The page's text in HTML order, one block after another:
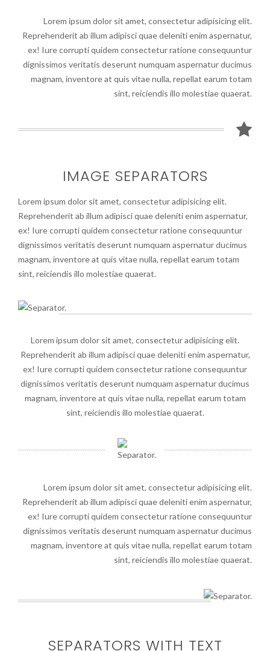
Lorem ipsum dolor sit amet, consectetur adipisicing elit.
Reprehenderit ab illum adipisci quae deleniti enim aspernatur,
ex! Iure corrupti quidem consectetur ratione consequuntur
dignissimos veritatis deserunt numquam aspernatur ducimus
magnam, inventore at quis vitae nulla, repellat earum totam
sint, reiciendis illo molestiae quaerat.
IMAGE SEPARATORS
Lorem ipsum dolor sit amet, consectetur adipisicing elit.
Reprehenderit ab illum adipisci quae deleniti enim aspernatur,
ex! Iure corrupti quidem consectetur ratione consequuntur
dignissimos veritatis deserunt numquam aspernatur ducimus
magnam, inventore at quis vitae nulla, repellat earum totam
sint, reiciendis illo molestiae quaerat.
Lorem ipsum dolor sit amet, consectetur adipisicing elit.
Reprehenderit ab illum adipisci quae deleniti enim aspernatur,
ex! Iure corrupti quidem consectetur ratione consequuntur
dignissimos veritatis deserunt numquam aspernatur ducimus
magnam, inventore at quis vitae nulla, repellat earum totam
sint, reiciendis illo molestiae quaerat.
Lorem ipsum dolor sit amet, consectetur adipisicing elit.
Reprehenderit ab illum adipisci quae deleniti enim aspernatur,
ex! Iure corrupti quidem consectetur ratione consequuntur
dignissimos veritatis deserunt numquam aspernatur ducimus
magnam, inventore at quis vitae nulla, repellat earum totam
sint, reiciendis illo molestiae quaerat.
SEPARATORS WITH TEXT